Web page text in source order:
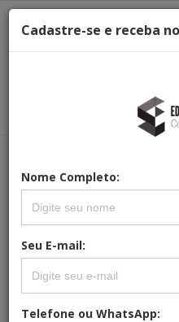
REFERÊNCIA: CB-0033
SOBRADO À
Cadastre-se e receba
Nome Completo:
Seu E-mail:
Telefone ou WhatsApp: